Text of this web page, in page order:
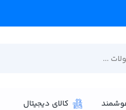
کالای دیجیتال